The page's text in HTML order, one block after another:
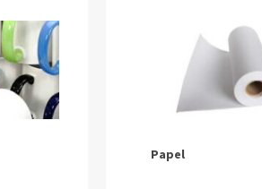
Papel